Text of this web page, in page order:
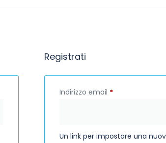
Registrati
Indirizzo email *
Un link per impostare una